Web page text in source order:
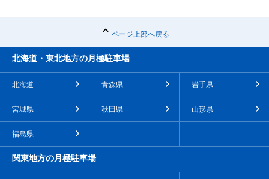
ページ上部へ戻る
北海道・東北地方の月極駐車場
北海道 青森県 岩手県
宮城県 秋田県 山形県
福島県
関東地方の月極駐車場